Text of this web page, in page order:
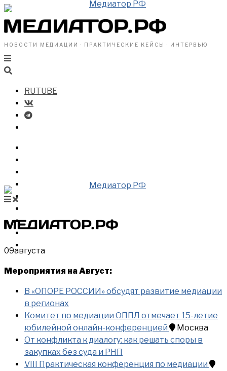
НОВОСТИ МЕДИАЦИИ · ПРАКТИЧЕСКИЕ КЕЙСЫ · ИНТЕРВЬЮ
RUTUBE
ВИДЕО
09августа
Мероприятия на Август:
В «ОПОРЕ РОССИИ» обсудят развитие медиации
в регионах
Комитет по медиации ОППЛ отмечает 15-летие
юбилейной онлайн-конференцией
Москва
От конфликта к диалогу: как решать споры в
закупках без суда и РНП
VIII Практическая конференция по медиации